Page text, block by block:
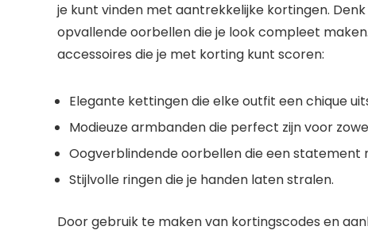
je kunt vinden met aantrekkelijke kortingen.
opvallende oorbellen die je look compleet
accessoires die je met korting kunt scoren:
Elegante kettingen die elke outfit een chique
Modieuze armbanden die perfect zijn voor
Oogverblindende oorbellen die een statement
Stijlvolle ringen die je handen laten stralen.
Door gebruik te maken van kortingscodes en